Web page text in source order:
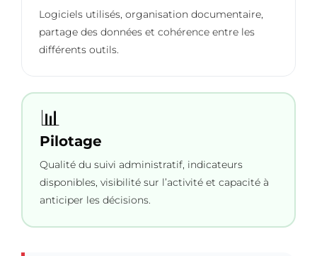
Logiciels utilisés, organisation documentaire,
partage des données et cohérence entre les
différents outils.
📊
Pilotage
Qualité du suivi administratif, indicateurs
disponibles, visibilité sur l’activité et capacité à
anticiper les décisions.